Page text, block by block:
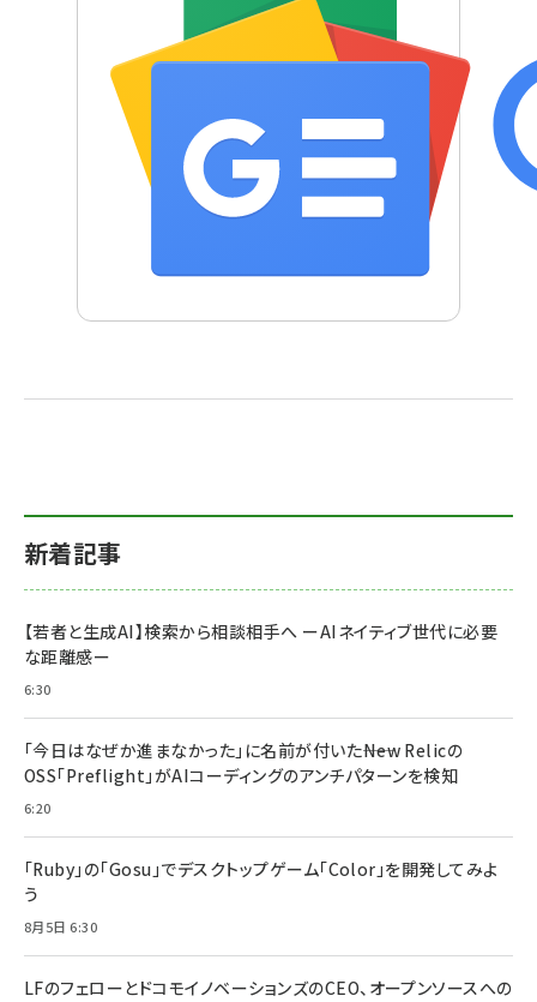
新着記事
【若者と生成AI】検索から相談相手へ ーAIネイティブ世代に必要
な距離感ー
6:30
「今日はなぜか進まなかった」に名前が付いた――New Relicの
OSS「Preflight」がAIコーディングのアンチパターンを検知
6:20
「Ruby」の「Gosu」でデスクトップゲーム「Color」を開発してみよ
う
8月5日 6:30
LFのフェローとドコモイノベーションズのCEO、オープンソースへの